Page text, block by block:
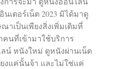
เตอร์เน็ต 2023 มิได้มาดู
เป็นเพียงสิ่งเพิ่มเติมที่
คนที่เข้ามาใช้บริการ
น์ หนังใหม่ ดูหนังผ่านเน็ต
ยงแค่นั้นจ้า และไม่ใช่แค่